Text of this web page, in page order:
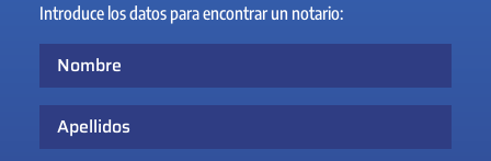
Introduce los datos para encontrar un notario:
Apellidos